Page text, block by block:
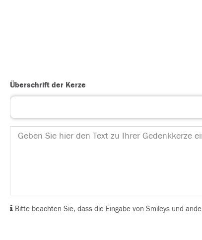
Überschrift der Kerze
Bitte beachten Sie, dass die Eingabe von Smileys und